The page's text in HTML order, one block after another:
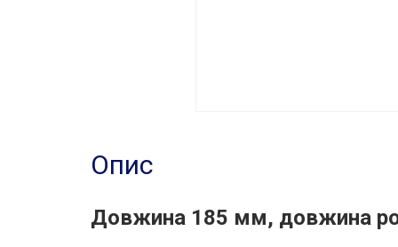
Опис
Довжина 185 мм, довжина